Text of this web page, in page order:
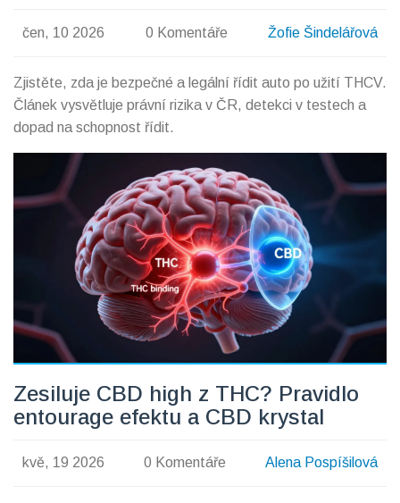
čen, 10 2026 0 Komentáře Žofie Šindelářová
Zjistěte, zda je bezpečné a legální řídit auto po užití THCV.
Článek vysvětluje právní rizika v ČR, detekci v testech a
dopad na schopnost řídit.
Zesiluje CBD high z THC? Pravidlo
entourage efektu a CBD krystal
kvě, 19 2026 0 Komentáře Alena Pospíšilová